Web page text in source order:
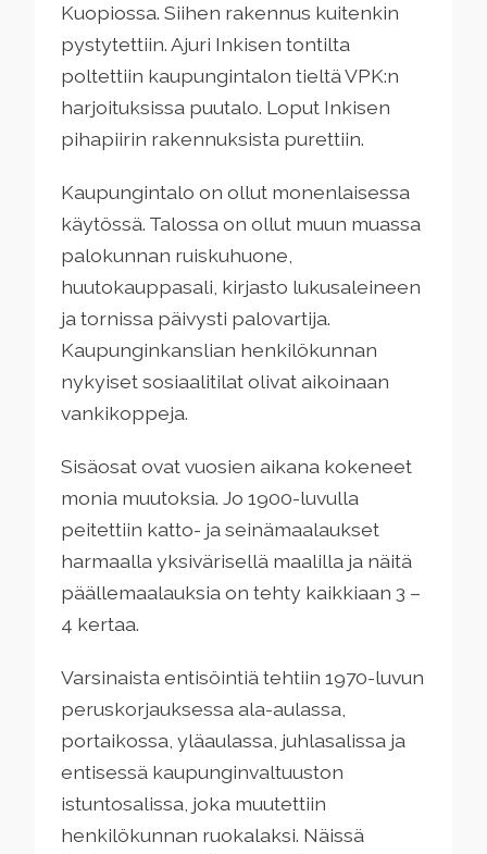
Kuopiossa. Siihen rakennus kuitenkin
pystytettiin. Ajuri Inkisen tontilta
poltettiin kaupungintalon tieltä VPK:n
harjoituksissa puutalo. Loput Inkisen
pihapiirin rakennuksista purettiin.
Kaupungintalo on ollut monenlaisessa
käytössä. Talossa on ollut muun muassa
palokunnan ruiskuhuone,
huutokauppasali, kirjasto lukusaleineen
ja tornissa päivysti palovartija.
Kaupunginkanslian henkilökunnan
nykyiset sosiaalitilat olivat aikoinaan
vankikoppeja.
Sisäosat ovat vuosien aikana kokeneet
monia muutoksia. Jo 1900-luvulla
peitettiin katto- ja seinämaalaukset
harmaalla yksivärisellä maalilla ja näitä
päällemaalauksia on tehty kaikkiaan 3 –
4 kertaa.
Varsinaista entisöintiä tehtiin 1970-luvun
peruskorjauksessa ala-aulassa,
portaikossa, yläaulassa, juhlasalissa ja
entisessä kaupunginvaltuuston
istuntosalissa, joka muutettiin
henkilökunnan ruokalaksi. Näissä